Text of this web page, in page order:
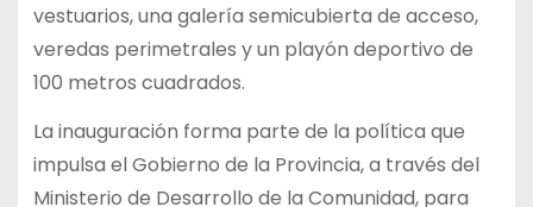
vestuarios, una galería semicubierta de acceso,
veredas perimetrales y un playón deportivo de
100 metros cuadrados.
La inauguración forma parte de la política que
impulsa el Gobierno de la Provincia, a través del
Ministerio de Desarrollo de la Comunidad, para